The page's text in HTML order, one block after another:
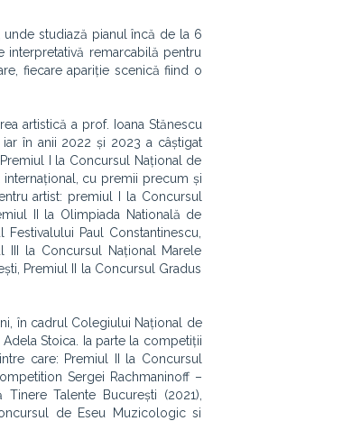
unde studiază pianul încă de la 6
remarcabilă pentru
fiecare apariție scenică fiind o
artistică a prof. Ioana Stănescu
în anii 2022 și 2023 a câștigat
I la Concursul Național de
internațional, cu premii precum și
artist: premiul I la Concursul
II la Olimpiada Natională de
Paul Constantinescu,
III la Concursul Național Marele
Premiul II la Concursul Gradus
în cadrul Colegiului Național de
Stoica. Ia parte la competiții
care: Premiul II la Concursul
Sergei Rachmaninoff –
Talente București (2021),
de Eseu Muzicologic si